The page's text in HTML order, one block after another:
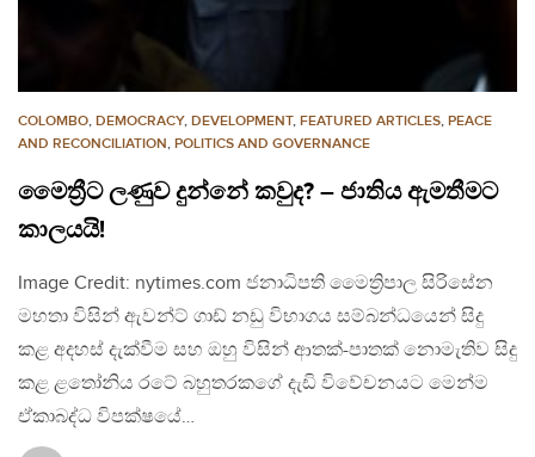
COLOMBO, DEMOCRACY, DEVELOPMENT, FEATURED ARTICLES, PEACE
AND RECONCILIATION, POLITICS AND GOVERNANCE
මෛත්‍රීට ලණුව දුන්නේ කවුද? – ජාතිය ඇමතීමට
කාලයයි!
Image Credit: nytimes.com ජනාධිපති මෛත්‍රිපාල සිරිසේන
මහතා විසින් ඇවන්ට් ගාඩ් නඩු විභාගය සම්බන්ධයෙන් සිදු
කළ අදහස් දැක්වීම සහ ඔහු විසින් ආතක්-පාතක් නොමැතිව සිදු
කළ ළතෝනිය රටේ බහුතරකගේ දැඩි විවේචනයට මෙන්ම
ඒකාබද්ධ විපක්ෂයේ…